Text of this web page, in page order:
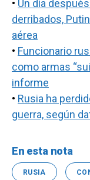
• Un día
derribados,
aérea
• Funcionario
como armas
informe
• Rusia ha
guerra, según
En esta nota
RUSIA